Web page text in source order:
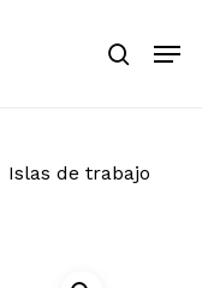
search
Islas de trabajo